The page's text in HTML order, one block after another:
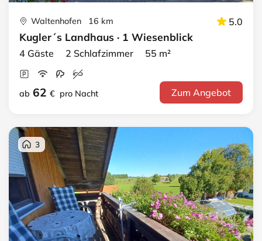
Waltenhofen 16 km 5.0
Kugler´s Landhaus · 1 Wiesenblick
4 Gäste 2 Schlafzimmer 55 m²
ab 62 € pro Nacht Zum Angebot
3